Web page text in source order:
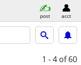
post acct
1 - 4 of 60